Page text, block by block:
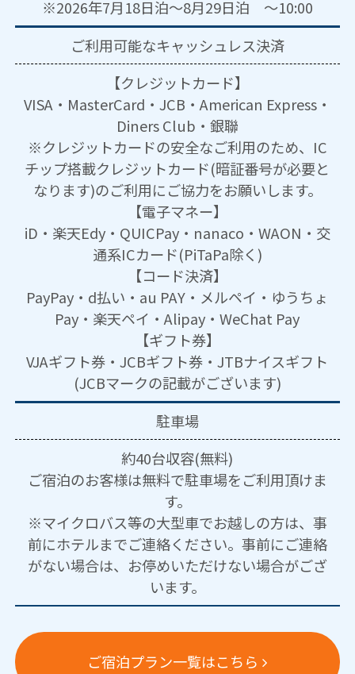
※2026年7月18日泊～8月29日泊 ～10:00
ご利用可能なキャッシュレス決済
【クレジットカード】
VISA・MasterCard・JCB・American Express・
Diners Club・銀聯
※クレジットカードの安全なご利用のため、IC
チップ搭載クレジットカード(暗証番号が必要と
なります)のご利用にご協力をお願いします。
【電子マネー】
iD・楽天Edy・QUICPay・nanaco・WAON・交
通系ICカード(PiTaPa除く)
【コード決済】
PayPay・d払い・au PAY・メルペイ・ゆうちょ
Pay・楽天ペイ・Alipay・WeChat Pay
【ギフト券】
VJAギフト券・JCBギフト券・JTBナイスギフト
(JCBマークの記載がございます)
駐車場
約40台収容(無料)
ご宿泊のお客様は無料で駐車場をご利用頂けま
す。
※マイクロバス等の大型車でお越しの方は、事
前にホテルまでご連絡ください。事前にご連絡
がない場合は、お停めいただけない場合がござ
います。
ご宿泊プラン一覧はこちら